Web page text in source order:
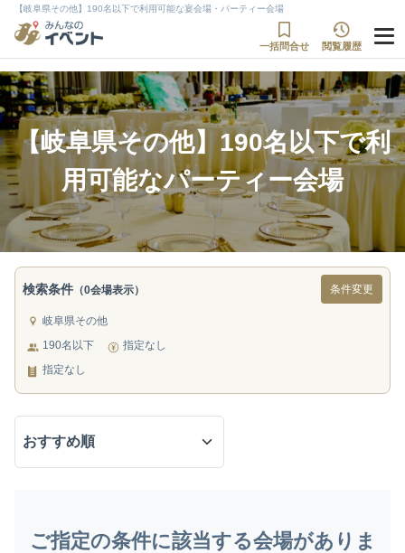
【岐阜県その他】190名以下で利用可能な宴会場・パーティー会場
一括問合せ 閲覧履歴
【岐阜県その他】190名以下で利
用可能なパーティー会場
検索条件 （0会場表示） 条件変更
岐阜県その他
190名以下
指定なし
指定なし
ご指定の条件に該当する会場がありま